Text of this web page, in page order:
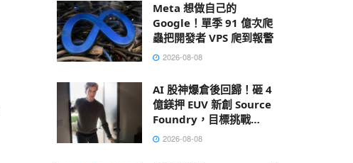
Meta 想做自己的
Google！單季 91 億次爬
蟲把開發者 VPS 爬到報警
2026-08-08
AI 股神爆倉後回歸！砸 4
億鎂押 EUV 新創 Source
Foundry，目標挑戰
ASML
2026-08-08